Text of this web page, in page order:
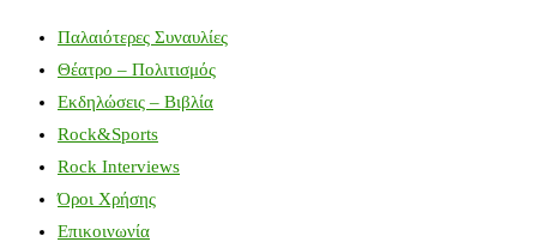
Παλαιότερες Συναυλίες
Θέατρο – Πολιτισμός
Εκδηλώσεις – Βιβλία
Rock&Sports
Rock Interviews
Όροι Χρήσης
Επικοινωνία